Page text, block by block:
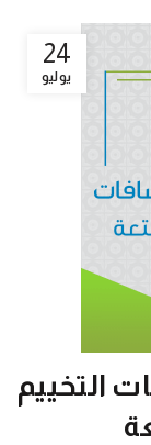
24
يوليو
التخييم